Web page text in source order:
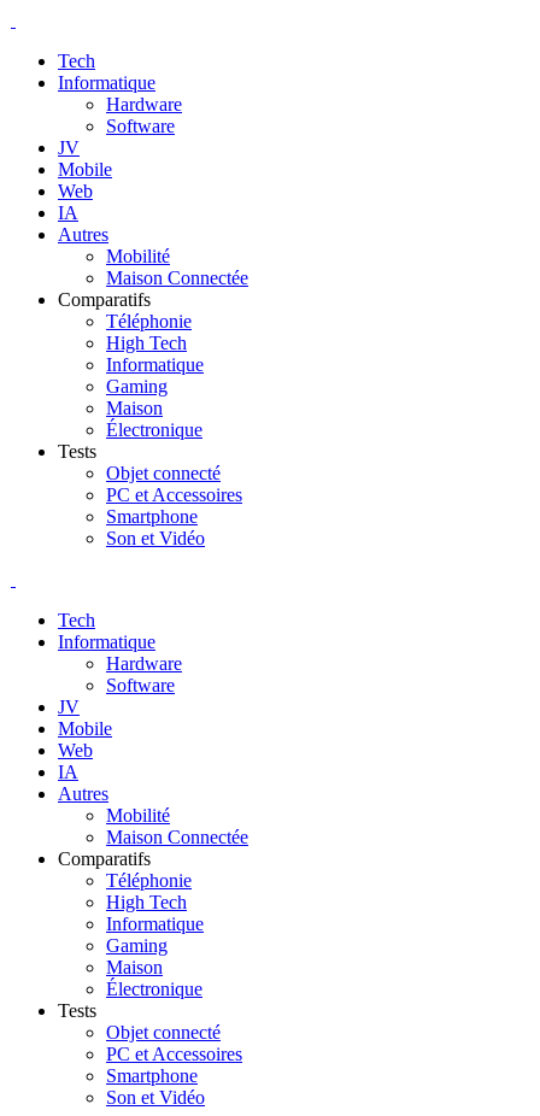
Tech
Informatique
Hardware
Software
JV
Mobile
Web
IA
Autres
Mobilité
Maison Connectée
Comparatifs
Téléphonie
High Tech
Informatique
Gaming
Maison
Électronique
Tests
Objet connecté
PC et Accessoires
Smartphone
Son et Vidéo
Tech
Informatique
Hardware
Software
JV
Mobile
Web
IA
Autres
Mobilité
Maison Connectée
Comparatifs
Téléphonie
High Tech
Informatique
Gaming
Maison
Électronique
Tests
Objet connecté
PC et Accessoires
Smartphone
Son et Vidéo